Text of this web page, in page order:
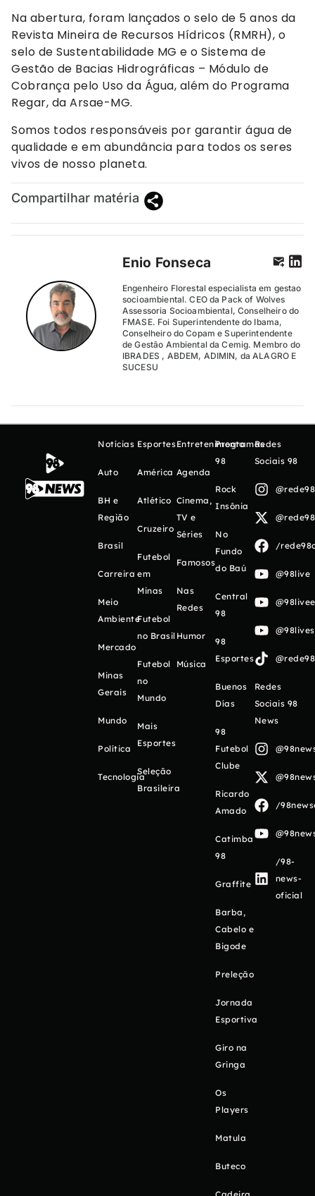
Na abertura, foram lançados o selo de 5 anos da
Revista Mineira de Recursos Hídricos (RMRH), o
selo de Sustentabilidade MG e o Sistema de
Gestão de Bacias Hidrográficas – Módulo de
Cobrança pelo Uso da Água, além do Programa
Regar, da Arsae-MG.
Somos todos responsáveis por garantir água de
qualidade e em abundância para todos os seres
vivos de nosso planeta.
Compartilhar matéria
Enio Fonseca
Engenheiro Florestal especialista em gestao
socioambiental. CEO da Pack of Wolves
Assessoria Socioambiental, Conselheiro do
FMASE. Foi Superintendente do Ibama,
Conselheiro do Copam e Superintendente
de Gestão Ambiental da Cemig. Membro do
IBRADES , ABDEM, ADIMIN, da ALAGRO E
SUCESU
Notícias
Auto
BH e
Região
Brasil
Carreira
Meio
Ambiente
Mercado
Minas
Gerais
Mundo
Política
Tecnologia
Esportes
América
Atlético
Cruzeiro
Futebol
em
Minas
Futebol
no Brasil
Futebol
no
Mundo
Mais
Esportes
Seleção
Brasileira
Entretenimento
Agenda
Cinema,
TV e
Séries
Famosos
Nas
Redes
Humor
Música
Programas
98
Rock
Insônia
No
Fundo
do Baú
Central
98
98
Esportes
Buenos
Días
98
Futebol
Clube
Ricardo
Amado
Catimba
98
Graffite
Barba,
Cabelo e
Bigode
Preleção
Jornada
Esportiva
Giro na
Gringa
Os
Players
Matula
Buteco
Redes
Sociais 98
/
@98live
Redes
Sociais 98
News
/
/98-
news-
oficial